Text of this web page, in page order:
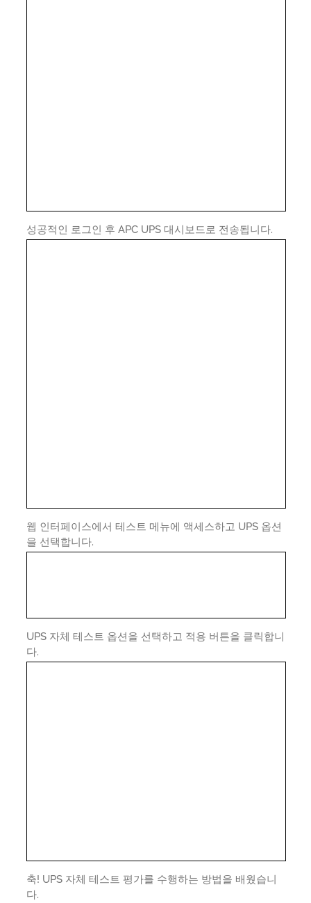
성공적인 로그인 후 APC UPS 대시보드로 전송됩니다.
웹 인터페이스에서 테스트 메뉴에 액세스하고 UPS 옵션
을 선택합니다.
UPS 자체 테스트 옵션을 선택하고 적용 버튼을 클릭합니
다.
축! UPS 자체 테스트 평가를 수행하는 방법을 배웠습니
다.